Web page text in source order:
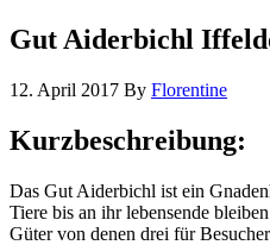
Gut Aiderbichl
12. April 2017 By Florentine
Kurzbeschreibung:
Das Gut Aiderbichl ist ein
Tiere bis an ihr lebensende
Güter von denen drei für